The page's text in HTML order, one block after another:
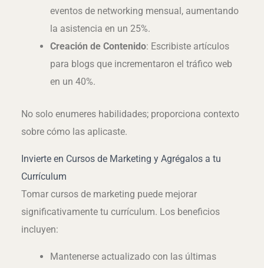
eventos de networking mensual, aumentando
la asistencia en un 25%.
Creación de Contenido: Escribiste artículos
para blogs que incrementaron el tráfico web
en un 40%.
No solo enumeres habilidades; proporciona contexto
sobre cómo las aplicaste.
Invierte en Cursos de Marketing y Agrégalos a tu
Currículum
Tomar cursos de marketing puede mejorar
significativamente tu currículum. Los beneficios
incluyen:
Mantenerse actualizado con las últimas